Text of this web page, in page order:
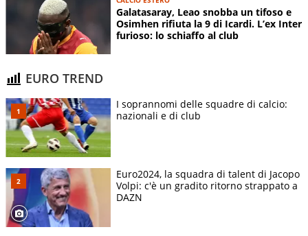
Galatasaray, Leao snobba un tifoso e
Osimhen rifiuta la 9 di Icardi. L’ex Inter
furioso: lo schiaffo al club
EURO TREND
I soprannomi delle squadre di calcio:
nazionali e di club
Euro2024, la squadra di talent di Jacopo
Volpi: c'è un gradito ritorno strappato a
DAZN